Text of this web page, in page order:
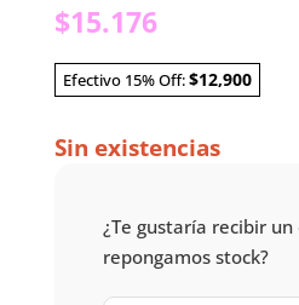
$15.176
Efectivo 15% Off:$12,900
Sin existencias
¿Te gustaría recibir
repongamos stock?